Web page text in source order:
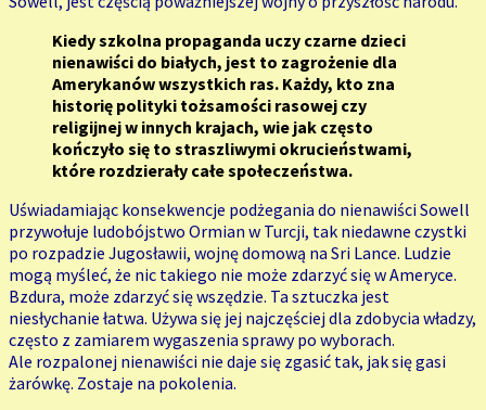
Kiedy szkolna propaganda uczy czarne dzieci
nienawiści do białych, jest to zagrożenie dla
Amerykanów wszystkich ras. Każdy, kto zna
historię polityki tożsamości rasowej czy
religijnej w innych krajach, wie jak często
kończyło się to straszliwymi okrucieństwami,
które rozdzierały całe społeczeństwa.
Uświadamiając konsekwencje podżegania do nienawiści Sowell
przywołuje ludobójstwo Ormian w Turcji, tak niedawne czystki
po rozpadzie Jugosławii, wojnę domową na Sri Lance. Ludzie
mogą myśleć, że nic takiego nie może zdarzyć się w Ameryce.
Bzdura, może zdarzyć się wszędzie. Ta sztuczka jest
niesłychanie łatwa. Używa się jej najczęściej dla zdobycia władzy,
często z zamiarem wygaszenia sprawy po wyborach.
Ale rozpalonej nienawiści nie daje się zgasić tak, jak się gasi
żarówkę. Zostaje na pokolenia.